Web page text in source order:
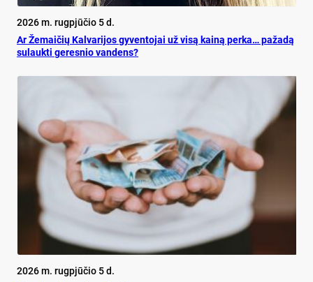
2026 m. rugpjūčio 5 d.
Ar Že­mai­čių Kal­va­ri­jos gy­ven­to­jai už vi­są kai­ną per­ka… pa­ža­dą
su­lauk­ti ge­res­nio van­dens?
2026 m. rugpjūčio 5 d.